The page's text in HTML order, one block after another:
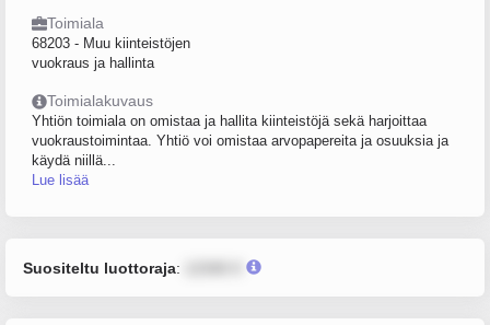
Toimiala
68203 - Muu kiinteistöjen
vuokraus ja hallinta
Toimialakuvaus
Yhtiön toimiala on omistaa ja hallita kiinteistöjä sekä harjoittaa
vuokraustoimintaa. Yhtiö voi omistaa arvopapereita ja osuuksia ja
käydä niillä...
Lue lisää
Suositeltu luottoraja: